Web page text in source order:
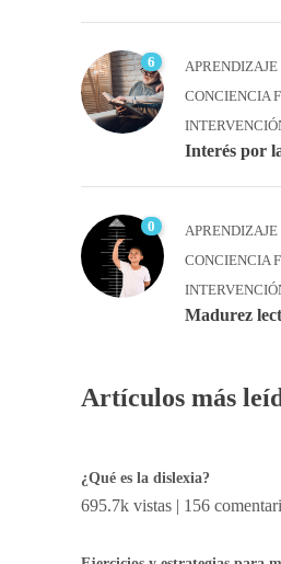
6
CONCIENCIA
Interés por
0
CONCIENCIA
Madurez
Artículos más
¿Qué es la dislexia?
695.7k vistas | 156